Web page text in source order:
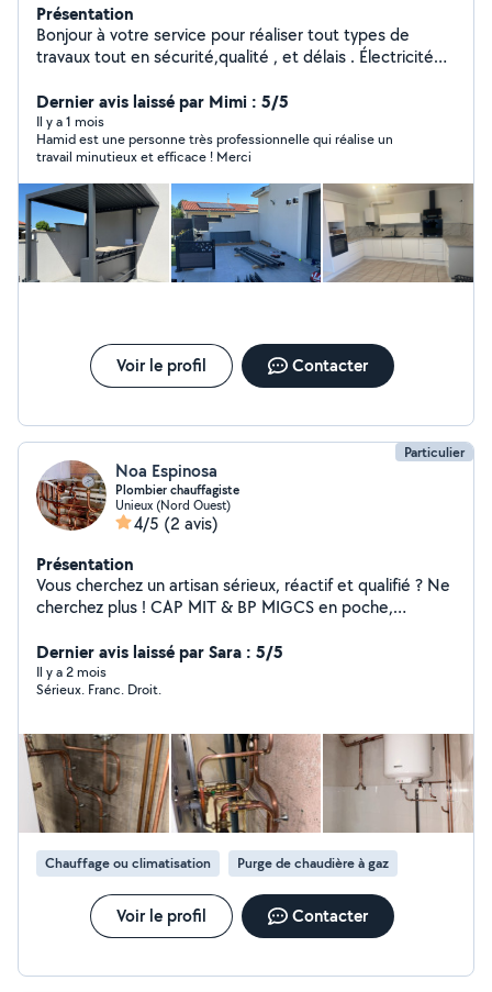
Présentation
Bonjour à votre service pour réaliser tout types de
travaux tout en sécurité,qualité , et délais . Électricité
neuf. Volet roulant ( manuel, ou électrique ) Serrurier.
(urgence, changement,etc) Plomberie
(urgences,sanitaire bouché) Montage de
meuble(chambre ,cuisine équipée ,table) Tringlerie
(rideaux ,étagère ..) Électroménager lave linge, sèche
linge ( dépannage,petit ou gros) Nettoyages :canapé.
Tonte pelouse , arbuste. Déménagement.
Désencombrement vide cave ,garage. Débarrasse tout
électroménager . Pose parquet flottant,bois, ou
Dernier avis laissé par Mimi : 5/5
Il y a 1 mois
Hamid est une personne très professionnelle qui réalise un
travail minutieux et efficace ! Merci
Voir le profil Contacter
Particulier
Noa Espinosa
Plombier chauffagiste
Unieux (Nord Ouest)
4/5 (2 avis)
Présentation
Vous cherchez un artisan sérieux, réactif et qualifié ? Ne
cherchez plus ! CAP MIT & BP MIGCS en poche,
plomberie, chauffage et sanitaire : Dépannage /
réparation / entretien Installation de chaudières,
radiateurs, chauffe-eau Création ou rénovation de salles
Basé dans la Loire, je me déplace avec tout le matériel
nécessaire pour un travail propre, durable et garanti.
Artisan de métier, je privilégie la qualité, la ponctualité
et les conseils utiles.
Dernier avis laissé par Sara : 5/5
Il y a 2 mois
Sérieux. Franc. Droit.
Chauffage ou climatisation Purge de chaudière à gaz
Voir le profil Contacter